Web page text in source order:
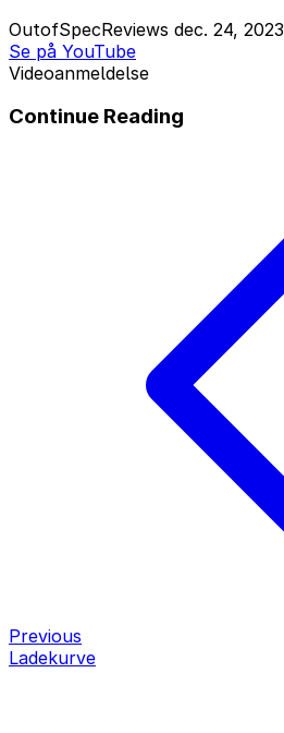
OutofSpecReviews dec. 24, 2023
Se på YouTube
Videoanmeldelse
Continue Reading
Previous
Ladekurve